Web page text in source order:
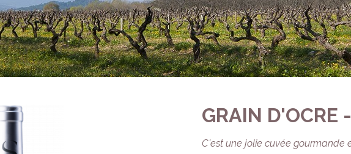
GRAIN D'OCRE
C'est une jolie cuvée gourmande